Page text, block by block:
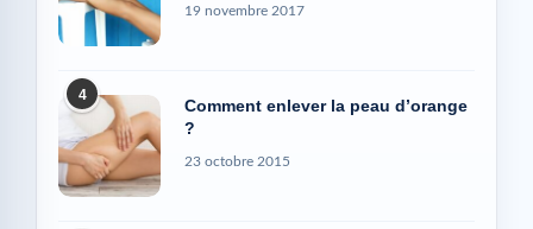
19 novembre 2017
4
Comment enlever la peau d’orange
?
23 octobre 2015